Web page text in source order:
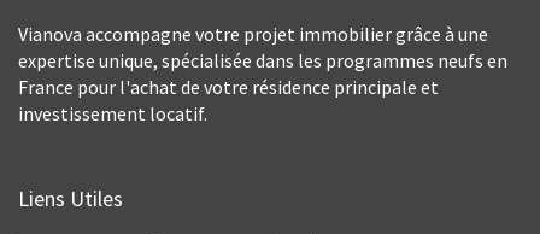
Vianova accompagne votre projet immobilier grâce à une
expertise unique, spécialisée dans les programmes neufs en
France pour l'achat de votre résidence principale et
investissement locatif.
Liens Utiles